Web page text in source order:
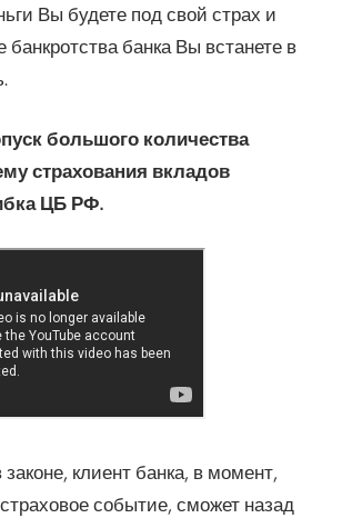
Вы будете под свой страх и
банкротства банка Вы встанете в
большого количества
страхования вкладов
ЦБ РФ.
законе, клиент банка, в момент,
страховое событие, сможет назад